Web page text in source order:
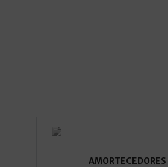
AMORTECEDORES